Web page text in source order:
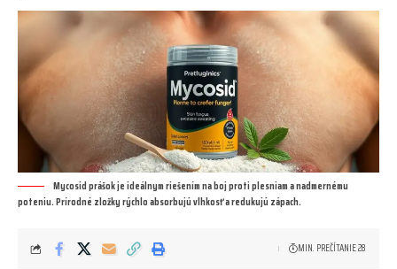
Mycosid prášok je ideálnym riešením na boj proti plesniam a nadmernému
poteniu. Prírodné zložky rýchlo absorbujú vlhkosť a redukujú zápach.
MIN. PREČÍTANIE 28